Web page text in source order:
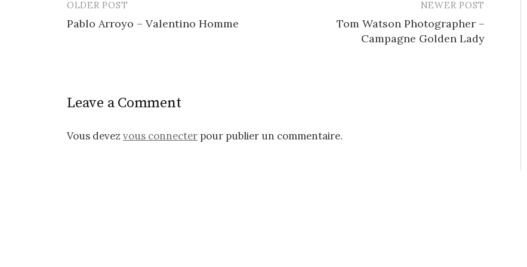
Post
navigation
OLDER POST
Pablo Arroyo – Valentino Homme
NEWER POST
Tom Watson Photographer –
Campagne Golden Lady
Leave a Comment
Vous devez vous connecter pour publier un commentaire.